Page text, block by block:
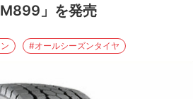
」を発売
#オールシーズンタイヤ